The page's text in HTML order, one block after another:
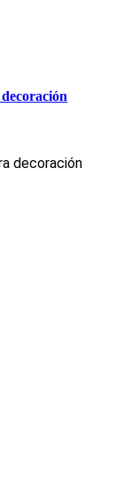
decoración